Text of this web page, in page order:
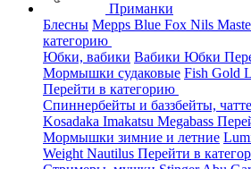
Приманки
Блесны Mepps Blue Fox Nils
категорию
Юбки, вабики Вабики Юбки
Мормышки судаковые Fish Gold
Перейти в категорию
Спиннербейты и баззбейты,
Kosadaka Imakatsu Megabass
Мормышки зимние и летние
Weight Nautilus Перейти в